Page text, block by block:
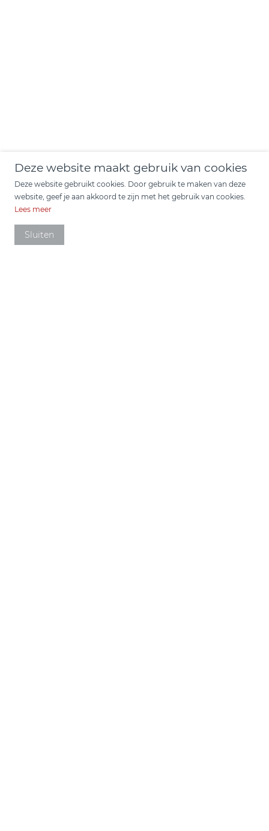
Deze website maakt gebruik van cookies
Deze website gebruikt cookies. Door gebruik te maken van deze
website, geef je aan akkoord te zijn met het gebruik van cookies.
Lees meer
Sluiten